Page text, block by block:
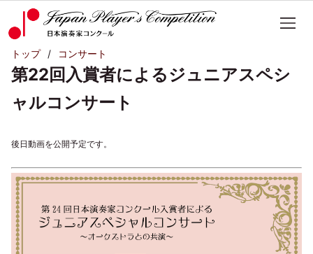
トップ コンサート
第22回入賞者によるジュニアスペシ
ャルコンサート
後日動画を公開予定です。